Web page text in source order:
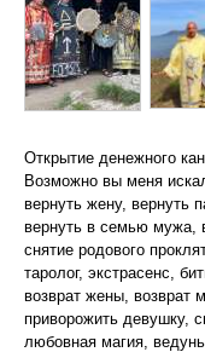
Открытие денежного
Возможно вы меня
вернуть жену, вернуть
вернуть в семью мужа,
снятие родового
таролог, экстрасенс,
возврат жены, возврат
приворожить девушку,
любовная магия,